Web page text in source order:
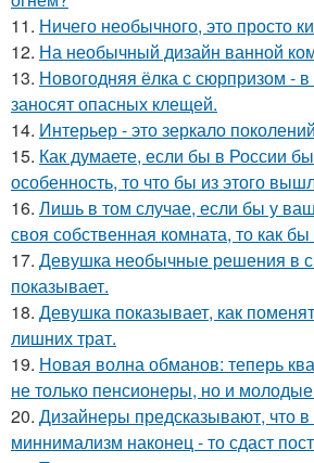
11. Ничего необычного, это просто
12. На необычный дизайн ванной
13. Новогодняя ёлка с сюрпризом -
заносят опасных клещей.
14. Интерьер - это зеркало
15. Как думаете, если бы в России
особенность, то что бы из этого
16. Лишь в том случае, если бы у
своя собственная комната, то как
17. Девушка необычные решения в
показывает.
18. Девушка показывает, как
лишних трат.
19. Новая волна обманов: теперь
не только пенсионеры, но и
20. Дизайнеры предсказывают, что
миннимализм наконец - то сдаст